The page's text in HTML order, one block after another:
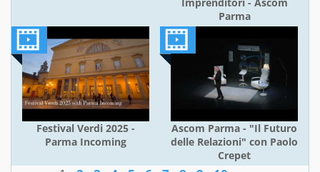
Parma
Festival Verdi 2025 -
Parma Incoming
Ascom Parma - "Il Futuro
delle Relazioni" con Paolo
Crepet